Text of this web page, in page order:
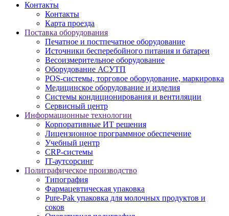
Контакты
Контакты
Карта проезда
Поставка оборудования
Печатное и постпечатное оборудование
Источники бесперебойного питания и батареи
Весоизмерительное оборудование
Оборудование АСУТП
POS-системы, торговое оборудование, маркировка
Медицинское оборудование и изделия
Системы кондиционирования и вентиляции
Сервисный центр
Информационные технологии
Корпоративные ИТ решения
Лицензионное программное обеспечение
Учебный центр
CRP-системы
IT-аутсорсинг
Полиграфическое производство
Типография
Фармацевтическая упаковка
Pure-Pak упаковка для молочных продуктов и
соков